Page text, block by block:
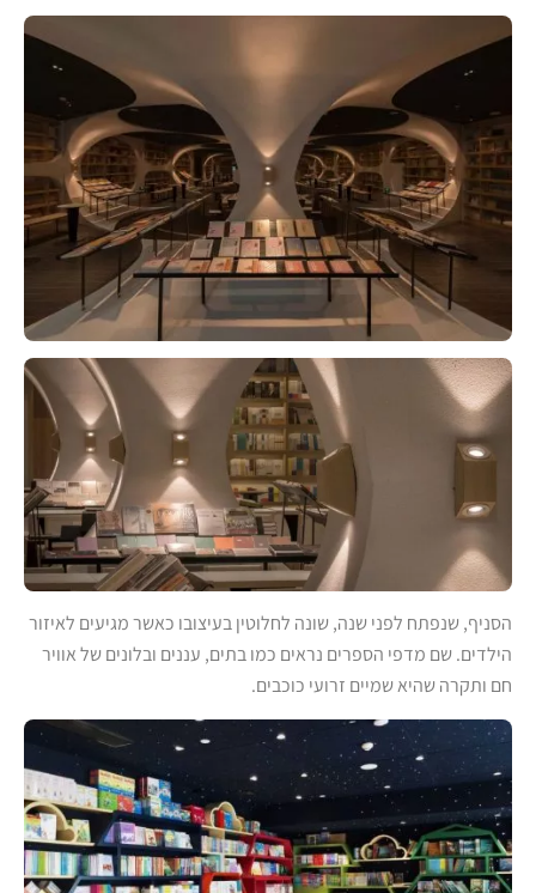
הסניף, שנפתח לפני שנה, שונה לחלוטין בעיצובו כאשר מגיעים לאיזור
הילדים. שם מדפי הספרים נראים כמו בתים, עננים ובלונים של אוויר
חם ותקרה שהיא שמיים זרועי כוכבים.